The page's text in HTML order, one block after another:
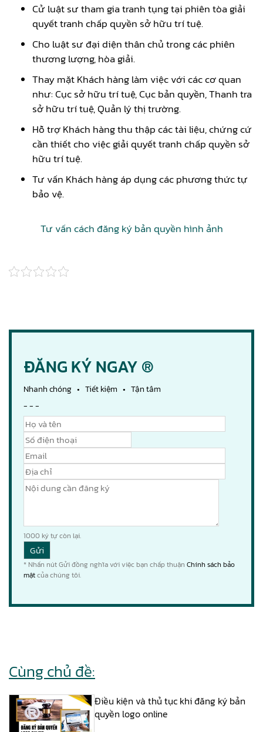
Cử luật sư tham gia tranh tụng tại phiên tòa giải
quyết tranh chấp quyền sở hữu trí tuệ.
Cho luật sư đại diện thân chủ trong các phiên
thương lượng, hòa giải.
Thay mặt Khách hàng làm việc với các cơ quan
như: Cục sở hữu trí tuệ, Cục bản quyền, Thanh tra
sở hữu trí tuệ, Quản lý thị trường.
Hỗ trợ Khách hàng thu thập các tài liệu, chứng cứ
cần thiết cho việc giải quyết tranh chấp quyền sở
hữu trí tuệ.
Tư vấn Khách hàng áp dụng các phương thức tự
bảo vệ.
Tư vấn cách đăng ký bản quyền hình ảnh
ĐĂNG KÝ NGAY ®
Nhanh chóng • Tiết kiệm • Tận tâm
- - -
1000 ký tự còn lại.
* Nhấn nút Gửi đồng nghĩa với việc bạn chấp thuận Chính sách bảo
mậtcủa chúng tôi.
Cùng chủ đề:
Điều kiện và thủ tục khi đăng ký bản
quyền logo online